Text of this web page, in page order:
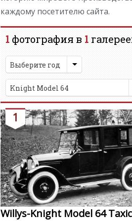
каждому посетителю сайта.
1 фотография в 1 галерее:
Выберите год
Knight Model 64
Willys-Knight Model 64
1